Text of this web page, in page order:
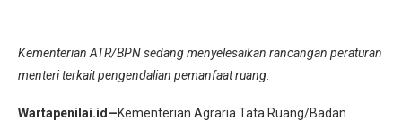
Kementerian ATR/BPN sedang menyelesaikan rancangan peraturan
menteri terkait pengendalian pemanfaat ruang.
Wartapenilai.id—Kementerian Agraria Tata Ruang/Badan